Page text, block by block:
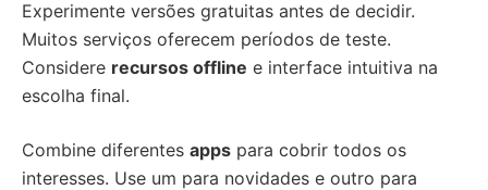
Experimente versões gratuitas antes de decidir.
Muitos serviços oferecem períodos de teste.
Considere recursos offline e interface intuitiva na
escolha final.
Combine diferentes apps para cobrir todos os
interesses. Use um para novidades e outro para